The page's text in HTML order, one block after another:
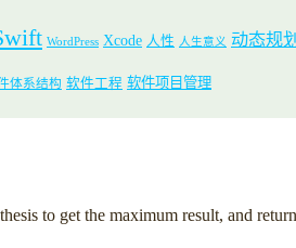
WordPress Xcode 人性 人生意义 动态规划
体系结构 软件工程 软件项目管理
to get the maximum result, and